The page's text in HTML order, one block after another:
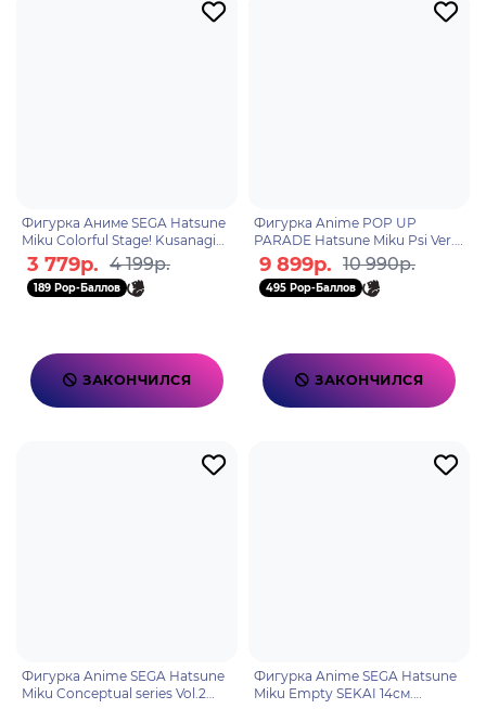
Фигурка Аниме SEGA Hatsune
Miku Colorful Stage! Kusanagi
Nene 15см 4582733443492
3 779р. 4 199р.
189 Pop-Баллов
ЗАКОНЧИЛСЯ
Фигурка Anime POP UP
PARADE Hatsune Miku Psi Ver.
L Size 23см. 4580590207172
9 899р. 10 990р.
495 Pop-Баллов
ЗАКОНЧИЛСЯ
Фигурка Anime SEGA Hatsune
Miku Conceptual series Vol.2
Фигурка Anime SEGA Hatsune
Miku Empty SEKAI 14см.